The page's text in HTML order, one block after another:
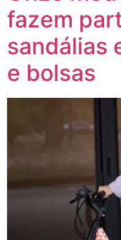
fazem
sandálias
e bolsas